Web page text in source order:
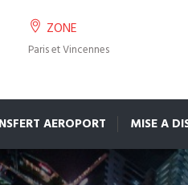
ZONE
Paris et Vincennes
AEROPORT MISE A